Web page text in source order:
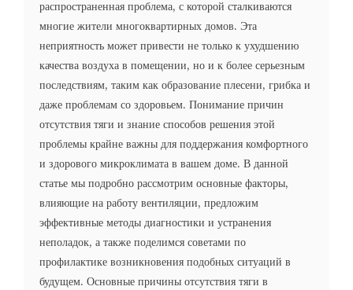
распространенная проблема, с которой сталкиваются
многие жители многоквартирных домов. Эта
неприятность может привести не только к ухудшению
качества воздуха в помещении, но и к более серьезным
последствиям, таким как образование плесени, грибка и
даже проблемам со здоровьем. Понимание причин
отсутствия тяги и знание способов решения этой
проблемы крайне важны для поддержания комфортного
и здорового микроклимата в вашем доме. В данной
статье мы подробно рассмотрим основные факторы,
влияющие на работу вентиляции, предложим
эффективные методы диагностики и устранения
неполадок, а также поделимся советами по
профилактике возникновения подобных ситуаций в
будущем. Основные причины отсутствия тяги в